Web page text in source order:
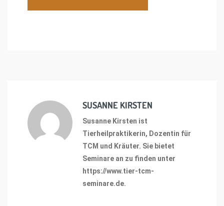
SUSANNE KIRSTEN
Susanne Kirsten ist
Tierheilpraktikerin, Dozentin für
TCM und Kräuter. Sie bietet
Seminare an zu finden unter
https://www.tier-tcm-
seminare.de.